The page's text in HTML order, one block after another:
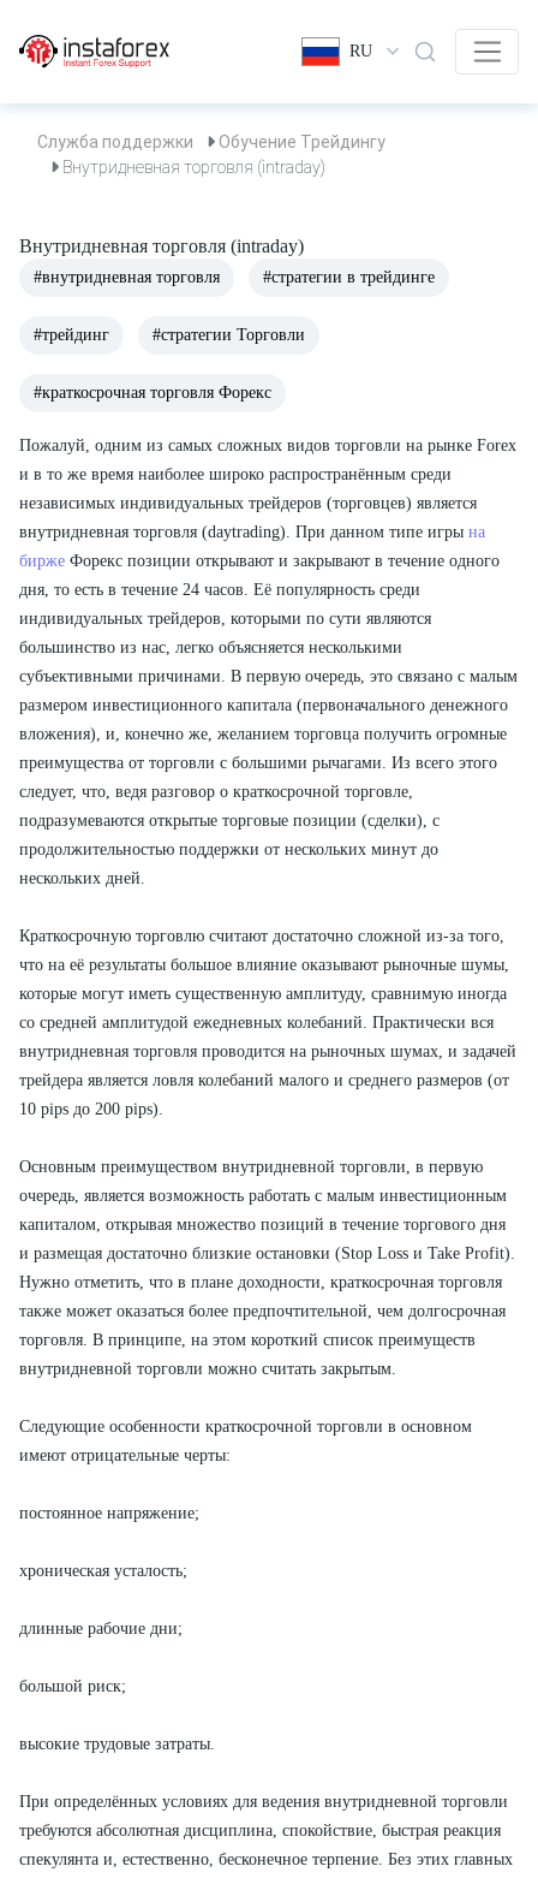
RU
Служба поддержки
Обучение Трейдингу
Внутридневная торговля (intraday)
Внутридневная торговля (intraday)
#внутридневная торговля #стратегии в трейдинге
#трейдинг #стратегии Торговли
#краткосрочная торговля Форекс
Пожалуй, одним из самых сложных видов торговли на рынке Forex
и в то же время наиболее широко распространённым среди
независимых индивидуальных трейдеров (торговцев) является
внутридневная торговля (daytrading). При данном типе игры на
бирже Форекс позиции открывают и закрывают в течение одного
дня, то есть в течение 24 часов. Её популярность среди
индивидуальных трейдеров, которыми по сути являются
большинство из нас, легко объясняется несколькими
субъективными причинами. В первую очередь, это связано с малым
размером инвестиционного капитала (первоначального денежного
вложения), и, конечно же, желанием торговца получить огромные
преимущества от торговли с большими рычагами. Из всего этого
следует, что, ведя разговор о краткосрочной торговле,
подразумеваются открытые торговые позиции (сделки), с
продолжительностью поддержки от нескольких минут до
нескольких дней.
Краткосрочную торговлю считают достаточно сложной из-за того,
что на её результаты большое влияние оказывают рыночные шумы,
которые могут иметь существенную амплитуду, сравнимую иногда
со средней амплитудой ежедневных колебаний. Практически вся
внутридневная торговля проводится на рыночных шумах, и задачей
трейдера является ловля колебаний малого и среднего размеров (от
10 pips до 200 pips).
Основным преимуществом внутридневной торговли, в первую
очередь, является возможность работать с малым инвестиционным
капиталом, открывая множество позиций в течение торгового дня
и размещая достаточно близкие остановки (Stop Loss и Take Profit).
Нужно отметить, что в плане доходности, краткосрочная торговля
также может оказаться более предпочтительной, чем долгосрочная
торговля. В принципе, на этом короткий список преимуществ
внутридневной торговли можно считать закрытым.
Следующие особенности краткосрочной торговли в основном
имеют отрицательные черты:
постоянное напряжение;
хроническая усталость;
длинные рабочие дни;
большой риск;
высокие трудовые затраты.
При определённых условиях для ведения внутридневной торговли
требуются абсолютная дисциплина, спокойствие, быстрая реакция
спекулянта и, естественно, бесконечное терпение. Без этих главных